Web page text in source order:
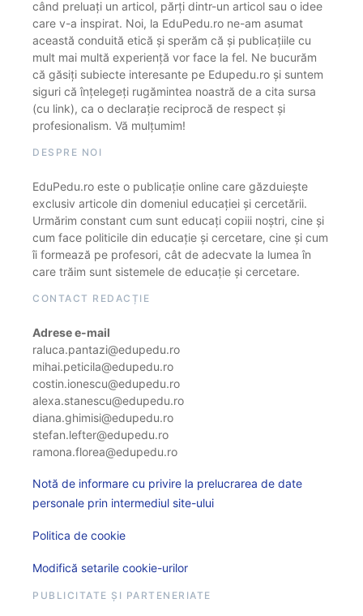
când preluați un articol, părți dintr-un articol sau o idee
care v-a inspirat. Noi, la EduPedu.ro ne-am asumat
această conduită etică și sperăm că și publicațiile cu
mult mai multă experiență vor face la fel. Ne bucurăm
că găsiți subiecte interesante pe Edupedu.ro și suntem
siguri că înțelegeți rugămintea noastră de a cita sursa
(cu link), ca o declarație reciprocă de respect și
profesionalism. Vă mulțumim!
DESPRE NOI
EduPedu.ro este o publicație online care găzduiește
exclusiv articole din domeniul educației și cercetării.
Urmărim constant cum sunt educați copiii noștri, cine și
cum face politicile din educație și cercetare, cine și cum
îi formează pe profesori, cât de adecvate la lumea în
care trăim sunt sistemele de educație și cercetare.
CONTACT REDACȚIE
Adrese e-mail
raluca.pantazi@edupedu.ro
mihai.peticila@edupedu.ro
costin.ionescu@edupedu.ro
alexa.stanescu@edupedu.ro
diana.ghimisi@edupedu.ro
stefan.lefter@edupedu.ro
ramona.florea@edupedu.ro
Notă de informare cu privire la prelucrarea de date
personale prin intermediul site-ului
Politica de cookie
Modifică setarile cookie-urilor
PUBLICITATE ȘI PARTENERIATE